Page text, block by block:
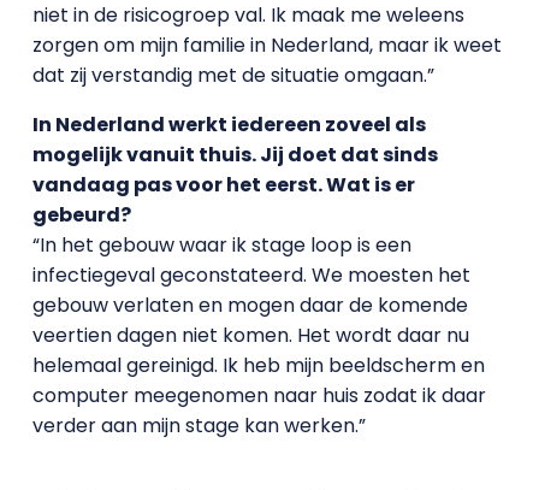
niet in de risicogroep val. Ik maak me weleens
zorgen om mijn familie in Nederland, maar ik weet
dat zij verstandig met de situatie omgaan.”
In Nederland werkt iedereen zoveel als
mogelijk vanuit thuis. Jij doet dat sinds
vandaag pas voor het eerst. Wat is er
gebeurd?
“In het gebouw waar ik stage loop is een
infectiegeval geconstateerd. We moesten het
gebouw verlaten en mogen daar de komende
veertien dagen niet komen. Het wordt daar nu
helemaal gereinigd. Ik heb mijn beeldscherm en
computer meegenomen naar huis zodat ik daar
verder aan mijn stage kan werken.”